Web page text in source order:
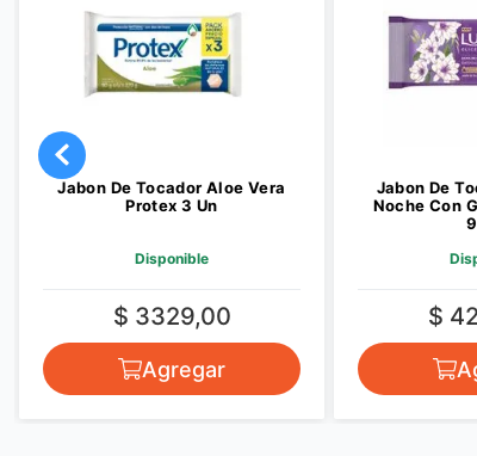
Jabon De Tocador Aloe Vera
Protex 3 Un
Disponible
$ 3329,00
Agregar
Jabon De
Noche Con
$